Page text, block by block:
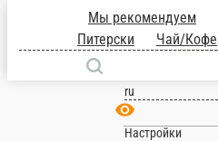
Борисов
ru
Настройки
Мы рекомендуем
Питерски
Чай/Кофе